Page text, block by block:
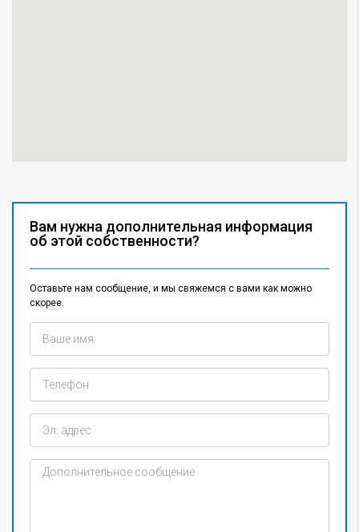
Вам нужна дополнительная информация
об этой собственности?
Оставьте нам сообщение, и мы свяжемся с вами как можно
скорее.